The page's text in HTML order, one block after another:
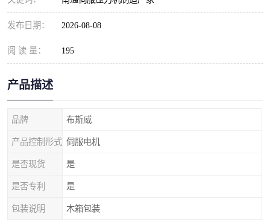
发布日期： 2026-08-08
阅 读 量： 195
产品描述
品牌 布斯威
产品控制形式 伺服电机
是否现货 是
是否专利 是
包装说明 木箱包装